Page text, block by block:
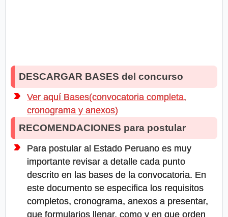
DESCARGAR BASES del concurso
Ver aquí Bases(convocatoria completa,
cronograma y anexos)
RECOMENDACIONES para postular
Para postular al Estado Peruano es muy
importante revisar a detalle cada punto
descrito en las bases de la convocatoria. En
este documento se especifica los requisitos
completos, cronograma, anexos a presentar,
que formularios llenar, como y en que orden